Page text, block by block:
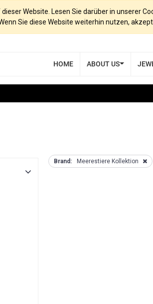
Website. Lesen Sie darüber in unserer
Sie diese Website weiterhin nutzen,
HOME ABOUT US
Brand: Meerestiere Kollektion